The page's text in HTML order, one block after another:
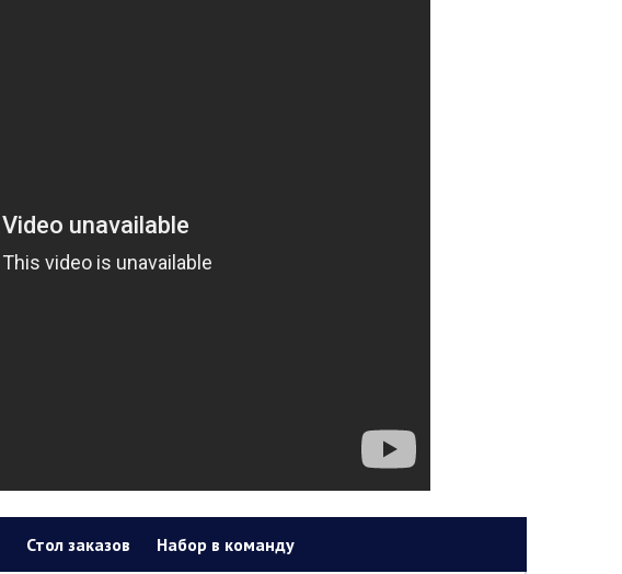
Стол заказов Набор в команду